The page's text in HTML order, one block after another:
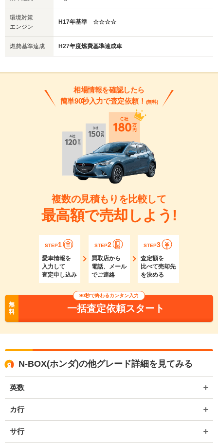
環境対策
エンジン
H17年基準 ☆☆☆☆
燃費基準達成 H27年度燃費基準達成車
相場情報を確認したら
簡単90秒入力で査定依頼！ (無料)
複数の見積もりを比較して
最高額で売却しよう!
STEP1
愛車情報を
入力して
査定申し込み
STEP2
買取店から
電話、メール
でご連絡
STEP3
査定額を
比べて売却先
を決める
無
料
90秒で終わるカンタン入力
一括査定依頼スタート
N-BOX(ホンダ)の他グレード詳細を見てみる
英数
カ行
サ行